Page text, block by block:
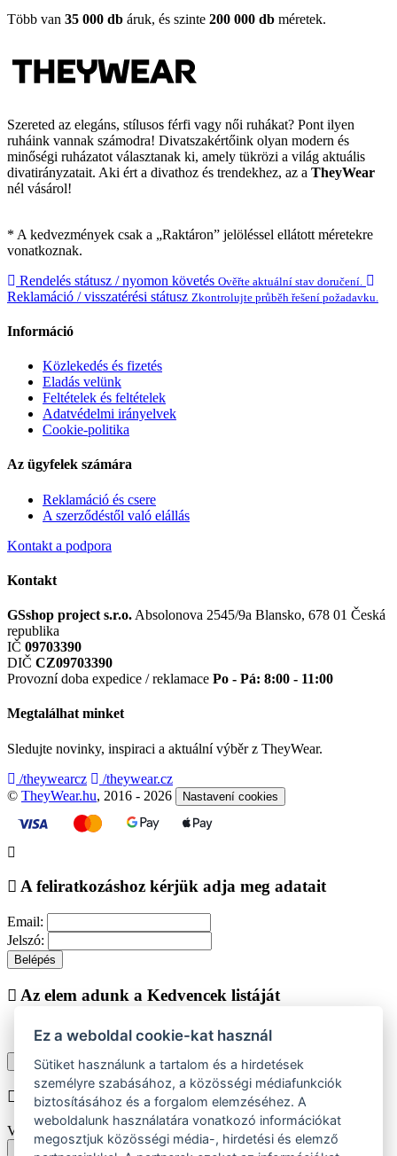
Több van 35 000 db áruk, és szinte 200 000 db méretek.
Szereted az elegáns, stílusos férfi vagy női ruhákat? Pont ilyen
ruháink vannak számodra! Divatszakértőink olyan modern és
minőségi ruházatot választanak ki, amely tükrözi a világ aktuális
divatirányzatait. Aki ért a divathoz és trendekhez, az a TheyWear
nél vásárol!
* A kedvezmények csak a „Raktáron” jelöléssel ellátott méretekre
vonatkoznak.
Rendelés státusz / nyomon követés Ověřte aktuální stav doručení.
Reklamáció / visszatérési státusz Zkontrolujte průběh řešení požadavku.
Információ
Közlekedés és fizetés
Eladás velünk
Feltételek és feltételek
Adatvédelmi irányelvek
Cookie-politika
Az ügyfelek számára
Reklamáció és csere
A szerződéstől való elállás
Kontakt a podpora
Kontakt
GSshop project s.r.o. Absolonova 2545/9a Blansko, 678 01 Česká
republika
IČ 09703390
DIČ CZ09703390
Provozní doba expedice / reklamace Po - Pá: 8:00 - 11:00
Megtalálhat minket
Sledujte novinky, inspiraci a aktuální výběr z TheyWear.
/theywearcz
/theywear.cz
© TheyWear.hu, 2016 - 2026 Nastavení cookies
A feliratkozáshoz kérjük adja meg adatait
Email:
Jelszó:
Belépés
Az elem adunk a Kedvencek listáját
Vásárlás folytatása Megjelenítése kedvencek listájához
Chyba při vkládání do košíku
Vyberte prosím velikost produktu
Vissza a méretekhez
Ez a weboldal cookie-kat használ
Sütiket használunk a tartalom és a hirdetések
személyre szabásához, a közösségi médiafunkciók
biztosításához és a forgalom elemzéséhez. A
weboldalunk használatára vonatkozó információkat
megosztjuk közösségi média-, hirdetési és elemző